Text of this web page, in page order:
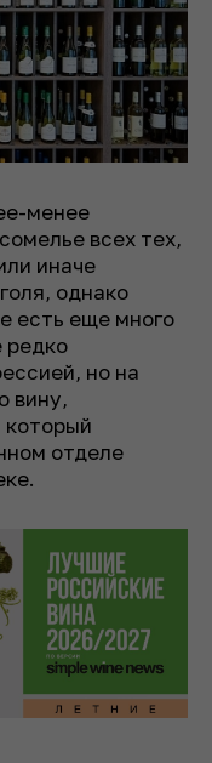
менее
всех тех,
иначе
однако
есть еще много
редко
но на
вину,
отделе